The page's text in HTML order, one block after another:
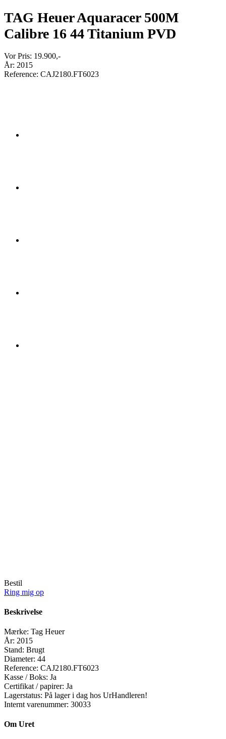
TAG Heuer Aquaracer 500M
Calibre 16 44 Titanium PVD
Vor Pris: 19.900,-
År: 2015
Reference: CAJ2180.FT6023
Bestil
Ring mig op
Beskrivelse
Mærke: Tag Heuer
År: 2015
Stand: Brugt
Diameter: 44
Reference: CAJ2180.FT6023
Kasse / Boks: Ja
Certifikat / papirer: Ja
Lagerstatus: På lager i dag hos UrHandleren!
Internt varenummer: 30033
Om Uret